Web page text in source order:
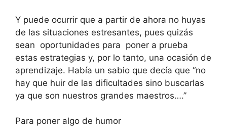
Y puede ocurrir que a partir de ahora no huyas
de las situaciones estresantes, pues quizás
sean oportunidades para poner a prueba
estas estrategias y, por lo tanto, una ocasión de
aprendizaje. Había un sabio que decía que “no
hay que huir de las dificultades sino buscarlas
ya que son nuestros grandes maestros….”
Para poner algo de humor